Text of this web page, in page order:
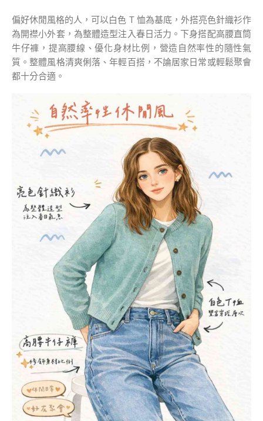
偏好休閒風格的人，可以白色 T 恤為基底，外搭亮色針織衫作
為開襟小外套，為整體造型注入春日活力。下身搭配高腰直筒
牛仔褲，提高腰線、優化身材比例，營造自然率性的隨性氣
質。整體風格清爽俐落、年輕百搭，不論居家日常或輕鬆聚會
都十分合適。